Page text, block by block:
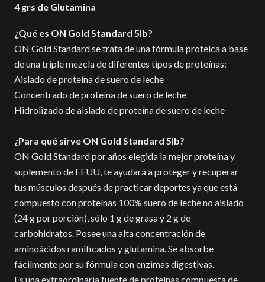
4 grs de Glutamina
¿Qué es ON Gold Standard 5lb?
ON Gold Standard se trata de una fórmula proteica a base
de una triple mezcla de diferentes tipos de proteínas:
Aislado de proteína de suero de leche
Concentrado de proteína de suero de leche
Hidrolizado de aislado de proteína de suero de leche
¿Para qué sirve ON Gold Standard 5lb?
ON Gold Standard por años elegida la mejor proteína y
suplemento de EEUU, te ayudará a proteger y recuperar
tus músculos después de practicar deportes ya que está
compuesto con proteínas 100% suero de leche no aislado
(24 g por porción), sólo 1 g de grasa y 2 g de
carbohidratos. Posee una alta concentración de
aminoácidos ramificados y glutamina. Se absorbe
fácilmente por su fórmula con enzimas digestivas.
Es una extraordinaria fuente de proteínas compuesta de